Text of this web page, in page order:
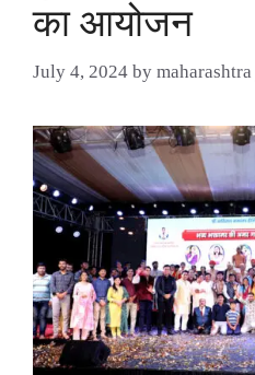
का आयोजन
July 4, 2024 by